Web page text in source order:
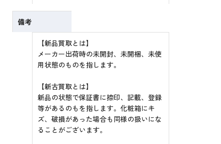
備考
【新品買取とは】
メーカー出荷時の未開封、未開梱、未使
用状態のものを指します。
【新古買取とは】
新品の状態で保証書に捺印、記載、登録
等があるのもを指します。化粧箱にキ
ズ、破損があった場合も同様の扱いにな
ることがございます。